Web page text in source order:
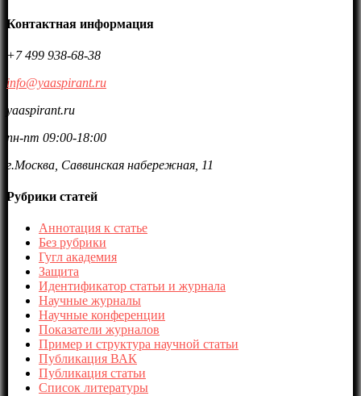
Контактная информация
+7 499 938-68-38
info@yaaspirant.ru
yaaspirant.ru
пн-пт 09:00-18:00
г.Москва, Саввинская набережная, 11
Рубрики статей
Аннотация к статье
Без рубрики
Гугл академия
Защита
Идентификатор статьи и журнала
Научные журналы
Научные конференции
Показатели журналов
Пример и структура научной статьи
Публикация ВАК
Публикация статьи
Список литературы